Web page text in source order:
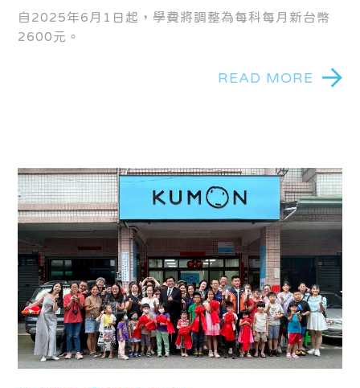
自2025年6月1日起，學費將調整為每科每月新台幣
2600元。
READ MORE